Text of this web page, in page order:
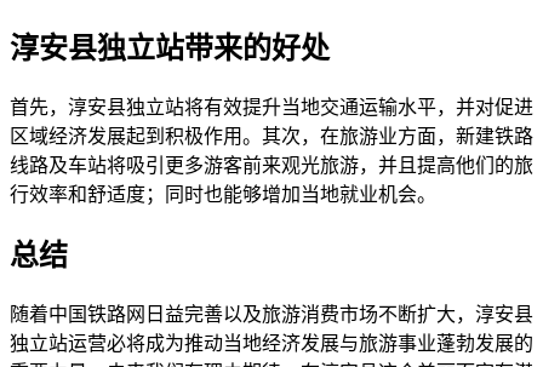
淳安县独立站带来的好处
首先，淳安县独立站将有效提升当地交通运输水平，并对促进
区域经济发展起到积极作用。其次，在旅游业方面，新建铁路
线路及车站将吸引更多游客前来观光旅游，并且提高他们的旅
行效率和舒适度；同时也能够增加当地就业机会。
总结
随着中国铁路网日益完善以及旅游消费市场不断扩大，淳安县
独立站运营必将成为推动当地经济发展与旅游事业蓬勃发展的